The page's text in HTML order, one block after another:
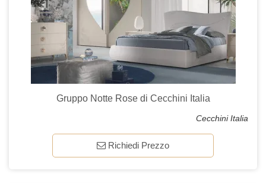
Gruppo Notte Rose di Cecchini Italia
Cecchini Italia
Richiedi Prezzo